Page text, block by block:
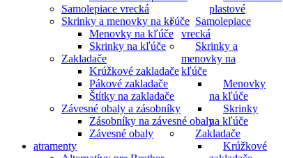
plastové
Samolepiace
vrecká
Skrinky a
menovky na
kľúče
Menovky
na kľúče
Skrinky
na kľúče
Zakladače
Krúžkové
Samolepiace vrecká
Skrinky a menovky na kľúče
Menovky na kľúče
Skrinky na kľúče
Zakladače
Krúžkové zakladače
Pákové zakladače
Štítky na zakladače
Závesné obaly a zásobníky
Zásobníky na závesné obaly
Závesné obaly
atramenty